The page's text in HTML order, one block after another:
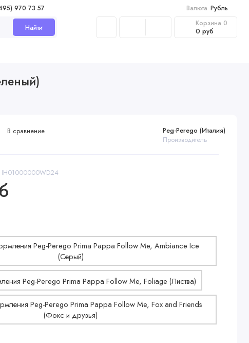
970 73 57 Валюта Рубль
Найти Корзина 0
0 руб
IH01000000WD24
Peg-Perego (Италия)
Производитель
В сравнение